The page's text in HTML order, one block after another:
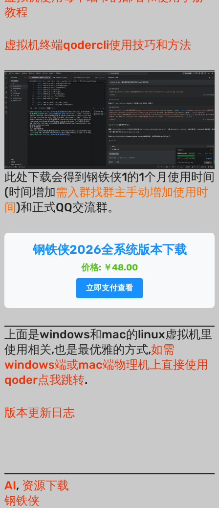
教程
虚拟机终端qodercli使用技巧和方法
此处下载会得到钢铁侠1的1个月使用时间
(时间增加需入群找群主手动增加使用时
间)和正式QQ交流群。
钢铁侠2026全系统版本下载
价格: ￥48.00
立即支付查看
上面是windows和mac的linux虚拟机里
使用相关,也是最优雅的方式,如需
windows端或mac端物理机上直接使用
qoder点我跳转.
版本更新日志
AI, 资源下载
钢铁侠